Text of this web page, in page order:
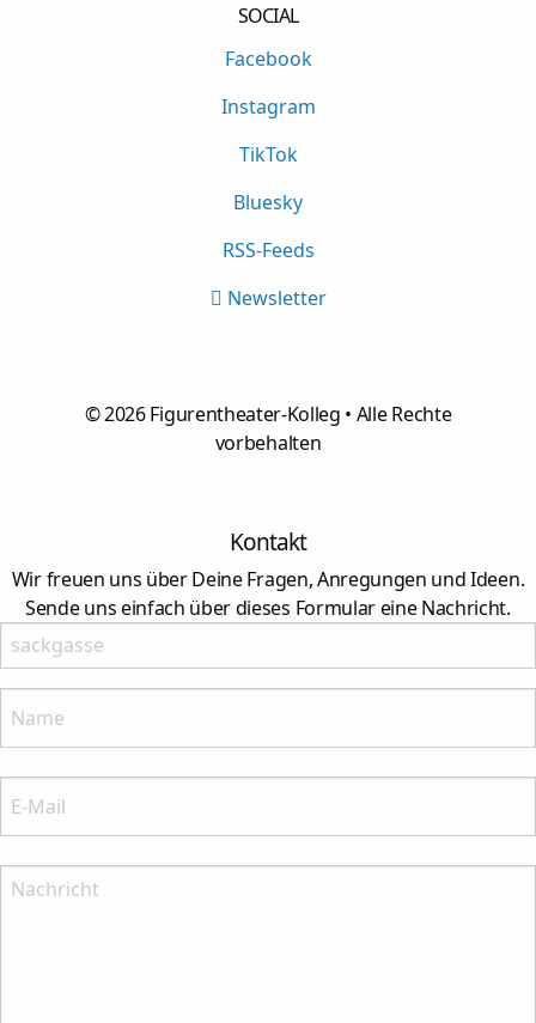
SOCIAL
Facebook
Instagram
TikTok
Bluesky
RSS-Feeds
Newsletter
©2026Figurentheater-Kolleg • Alle Rechte
vorbehalten
Kontakt
Wir freuen uns über Deine Fragen, Anregungen und Ideen.
Sende uns einfach über dieses Formular eine Nachricht.
Lasses leer
Bitte nenne Deinen Namenn
Bitte nenne Deine E-Mail-Anschrift
Nachricht: